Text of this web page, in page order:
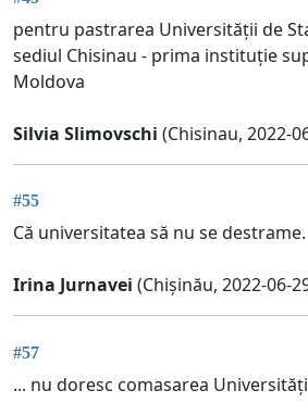
pentru pastrarea Universității de
sediul Chisinau - prima instituție
Moldova
Silvia Slimovschi (Chisinau, 2022-
#55
Că universitatea să nu se destrame.
Irina Jurnavei (Chișinău, 2022-06-
#57
... nu doresc comasarea